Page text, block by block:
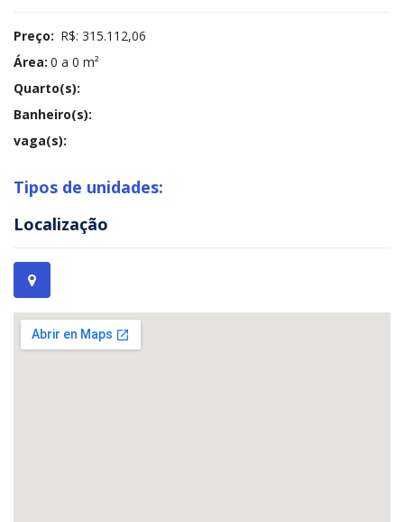
Preço: R$: 315.112,06
Área: 0 a 0 m²
Quarto(s):
Banheiro(s):
vaga(s):
Tipos de unidades:
Localização